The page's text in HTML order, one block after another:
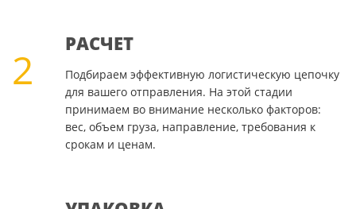
2
РАСЧЕТ
Подбираем эффективную логистическую цепочку
для вашего отправления. На этой стадии
принимаем во внимание несколько факторов:
вес, объем груза, направление, требования к
срокам и ценам.